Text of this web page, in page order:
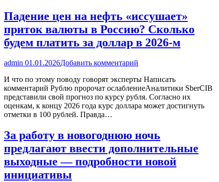
Падение цен на нефть «иссушает»
приток валюты в Россию? Сколько
будем платить за доллар в 2026-м
admin 01.01.2026Добавить комментарий
И что по этому поводу говорят эксперты Написать
комментарий Рублю пророчат ослаблениеАналитики SberCIB
представили свой прогноз по курсу рубля. Согласно их
оценкам, к концу 2026 года курс доллара может достигнуть
отметки в 100 рублей. Правда…
За работу в новогоднюю ночь
предлагают ввести дополнительные
выходные — подробности новой
инициативы